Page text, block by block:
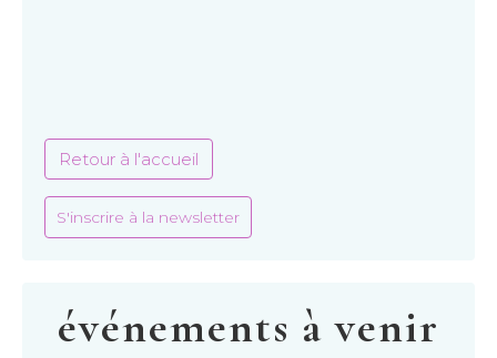
Retour à l'accueil
S'inscrire à la newsletter
événements à venir